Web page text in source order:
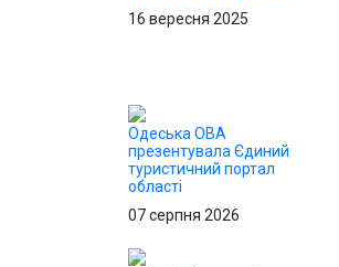
16 вересня 2025
Одеська ОВА
презентувала Єдиний
туристичний портал
області
07 серпня 2026